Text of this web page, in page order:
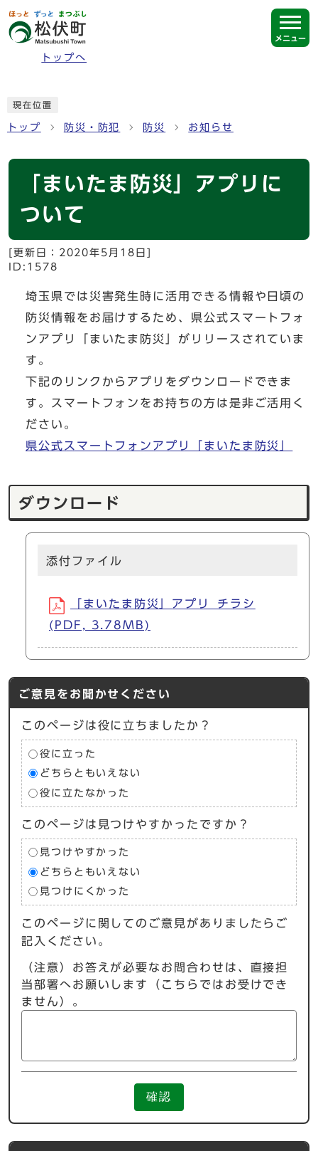
ページの先頭です
トップへ
メニュー
現在位置
トップ 防災・防犯 防災 お知らせ
「まいたま防災」アプリに
ついて
[更新日： 2020年5月18日
ID:1578
埼玉県では災害発生時に活用できる情報や日頃の
防災情報をお届けするため、県公式スマートフォ
ンアプリ「まいたま防災」がリリースされていま
す。
下記のリンクからアプリをダウンロードできま
す。スマートフォンをお持ちの方は是非ご活用く
ださい。
県公式スマートフォンアプリ「まいたま防災」
ダウンロード
添付ファイル
「まいたま防災」アプリ_チラシ
(PDF, 3.78MB)
ご意見をお聞かせください
このページは役に立ちましたか？
役に立った
どちらともいえない
役に立たなかった
このページは見つけやすかったですか？
見つけやすかった
どちらともいえない
見つけにくかった
このページに関してのご意見がありましたらご
記入ください。
（注意）お答えが必要なお問合わせは、直接担
当部署へお願いします（こちらではお受けでき
ません）。
確認